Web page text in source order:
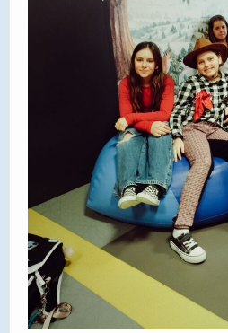
PROJEKT ,,SZKOŁY Z
KSZTAŁCENIA OGÓLNEGO
REKRUTACJA 2026/2027
mLegitymacja